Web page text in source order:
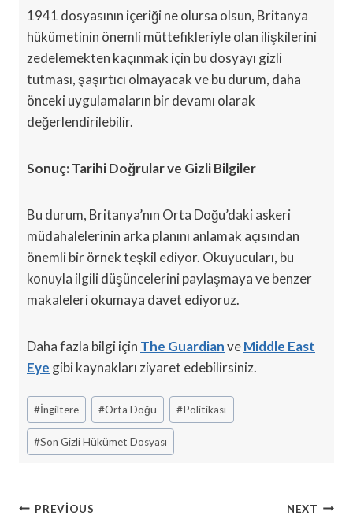
1941 dosyasının içeriği ne olursa olsun, Britanya
hükümetinin önemli müttefikleriyle olan ilişkilerini
zedelemekten kaçınmak için bu dosyayı gizli
tutması, şaşırtıcı olmayacak ve bu durum, daha
önceki uygulamaların bir devamı olarak
değerlendirilebilir.
Sonuç: Tarihi Doğrular ve Gizli Bilgiler
Bu durum, Britanya’nın Orta Doğu’daki askeri
müdahalelerinin arka planını anlamak açısından
önemli bir örnek teşkil ediyor. Okuyucuları, bu
konuyla ilgili düşüncelerini paylaşmaya ve benzer
makaleleri okumaya davet ediyoruz.
Daha fazla bilgi için The GuardianveMiddle East
Eye gibi kaynakları ziyaret edebilirsiniz.
Post
Tags:
#İngiltere #Orta Doğu #Politikası
#Son Gizli Hükümet Dosyası
Yazı
PREVIOUS NEXT